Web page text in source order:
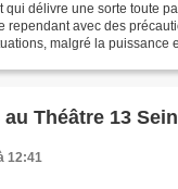
qui délivre une sorte toute
rependant avec des
malgré la puissance
au Théâtre 13
12:41